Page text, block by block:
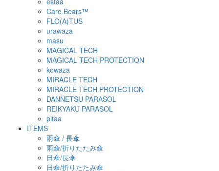
Care Bears™︎
FLO(A)TUS
urawaza
masu
MAGICAL TECH
MAGICAL TECH PROTECTION
kowaza
MIRACLE TECH
MIRACLE TECH PROTECTION
DANNETSU PARASOL
REIKYAKU PARASOL
pitaa
ITEMS
雨傘 / 長傘
雨傘/折りたたみ傘
日傘/長傘
日傘/折りたたみ傘